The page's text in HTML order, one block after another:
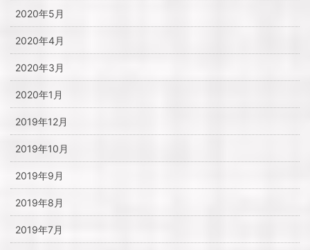
2020年5月
2020年4月
2020年3月
2020年1月
2019年12月
2019年10月
2019年9月
2019年8月
2019年7月